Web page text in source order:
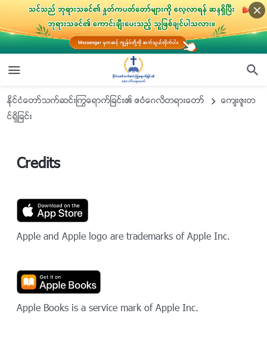
ႏိုင္ငံေတာ္သက္ဆင္းႂကြေရာက္ျခင္း၏ ဧဝံေဂလိတရားေတာ္
ေက်းဇူးတ
င္ရွိျခင္း
Credits
Apple and Apple logo are trademarks of Apple Inc.
Apple Books is a service mark of Apple Inc.